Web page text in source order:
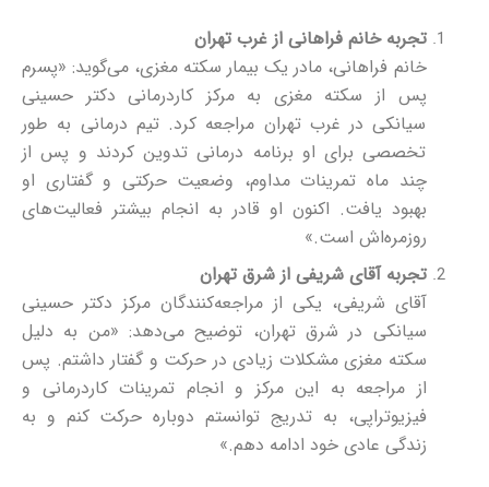
تجربه خانم فراهانی از غرب تهران
خانم فراهانی، مادر یک بیمار سکته مغزی، می‌گوید: «پسرم
پس از سکته مغزی به مرکز کاردرمانی دکتر حسینی
سیانکی در غرب تهران مراجعه کرد. تیم درمانی به طور
تخصصی برای او برنامه درمانی تدوین کردند و پس از
چند ماه تمرینات مداوم، وضعیت حرکتی و گفتاری او
بهبود یافت. اکنون او قادر به انجام بیشتر فعالیت‌های
روزمره‌اش است.»
تجربه آقای شریفی از شرق تهران
آقای شریفی، یکی از مراجعه‌کنندگان مرکز دکتر حسینی
سیانکی در شرق تهران، توضیح می‌دهد: «من به دلیل
سکته مغزی مشکلات زیادی در حرکت و گفتار داشتم. پس
از مراجعه به این مرکز و انجام تمرینات کاردرمانی و
فیزیوتراپی، به تدریج توانستم دوباره حرکت کنم و به
زندگی عادی خود ادامه دهم.»